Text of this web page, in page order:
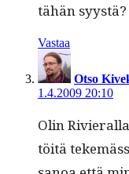
tähän syystä?
Vastaa
Otso
1.4.2009 20:10
Olin
töitä